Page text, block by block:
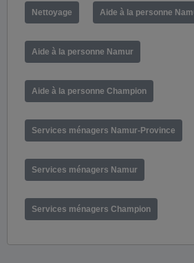
Nettoyage Aide à la personne
Aide à la personne Namur
Aide à la personne Champion
Services ménagers Namur-Province
Services ménagers Namur
Services ménagers Champion